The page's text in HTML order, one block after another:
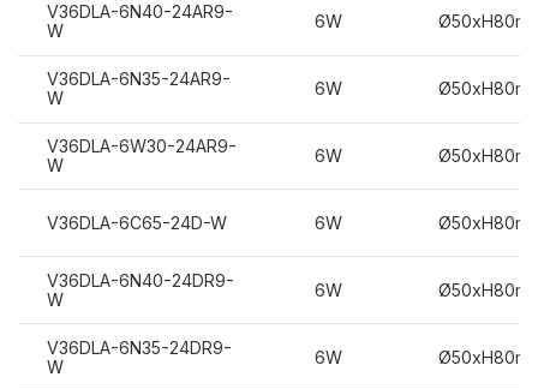
V36DLA-6N40-24AR9-
W
6W
V36DLA-6N35-24AR9-
W
6W
V36DLA-6W30-24AR9-
W
6W
V36DLA-6C65-24D-W 6W
V36DLA-6N40-24DR9-
W
6W
V36DLA-6N35-24DR9-
W
6W